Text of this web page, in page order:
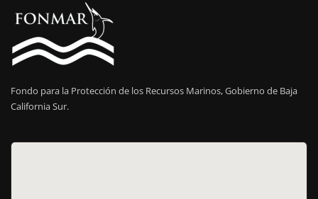
Fondo para la Protección de los Recursos Marinos, Gobierno de Baja
California Sur.